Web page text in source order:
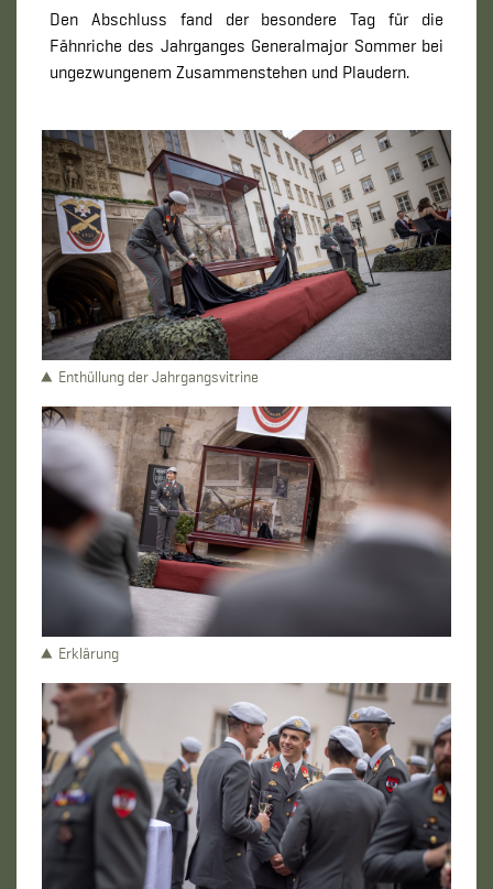
Den Abschluss fand der besondere Tag für die
Fähnriche des Jahrganges Generalmajor Sommer bei
ungezwungenem Zusammenstehen und Plaudern.
Enthüllung der Jahrgangsvitrine
Erklärung